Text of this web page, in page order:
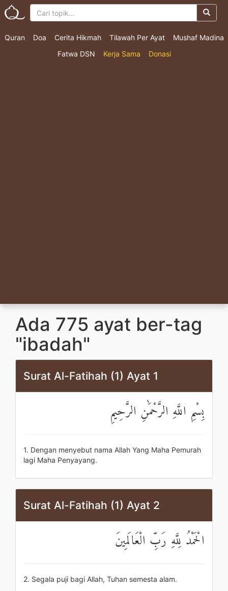
Quran Doa Cerita Hikmah Tilawah Per Ayat
Mushaf Madina
Fatwa DSN
Kerja Sama Donasi
Ada 775 ayat ber-tag
"ibadah"
Surat Al-Fatihah (1) Ayat 1
بِسْمِ اللَّهِ الرَّحْمَٰنِ الرَّحِيمِ
1. Dengan menyebut nama Allah Yang Maha Pemurah
lagi Maha Penyayang.
Surat Al-Fatihah (1) Ayat 2
الْحَمْدُ لِلَّهِ رَبِّ الْعَالَمِينَ
2. Segala puji bagi Allah, Tuhan semesta alam.